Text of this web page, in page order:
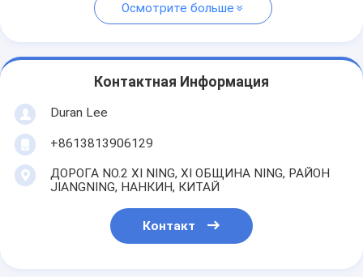
Осмотрите больше
Контактная Информация
Duran Lee
+8613813906129
ДОРОГА NO.2 XI NING, XI ОБЩИНА NING, РАЙОН
JIANGNING, НАНКИН, КИТАЙ
Контакт